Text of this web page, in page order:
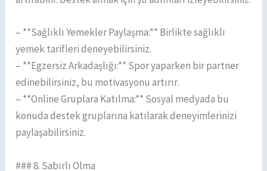
– **Sağlıklı Yemekler Paylaşma:** Birlikte sağlıklı
yemek tarifleri deneyebilirsiniz.
– **Egzersiz Arkadaşlığı:** Spor yaparken bir partner
edinebilirsiniz, bu motivasyonu artırır.
– **Online Gruplara Katılma:** Sosyal medyada bu
konuda destek gruplarına katılarak deneyimlerinizi
paylaşabilirsiniz.
### 8. Sabırlı Olma